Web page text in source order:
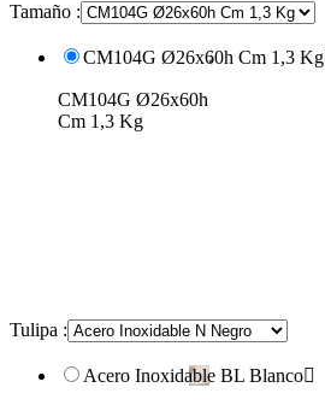
Tamaño :
CM104G Ø26x60h Cm 1,3 Kg
CM104G Ø26x60h
Cm 1,3 Kg
Tulipa :
Acero Inoxidable BL Blanco